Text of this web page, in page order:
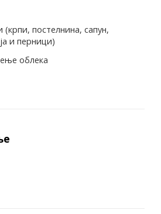
постелнина, сапун,
и перници)
облека